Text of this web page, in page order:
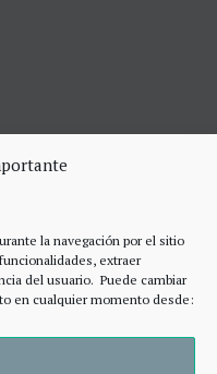
la navegación por el sitio
extraer
del usuario. Puede cambiar
en cualquier momento desde:
75€